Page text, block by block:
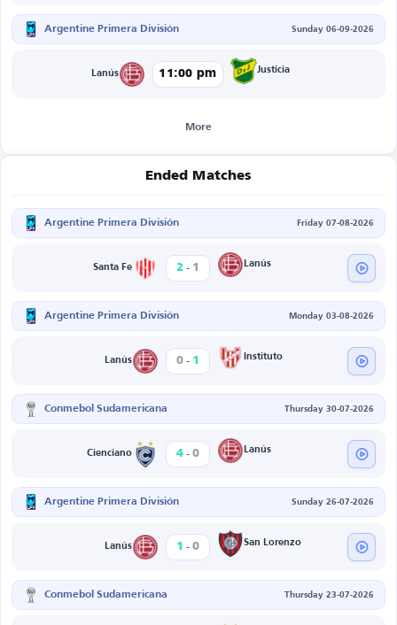
Argentine Primera División Sunday 06-09-2026
Lanús 11:00 pm Justicia
More
Ended Matches
Argentine Primera División Friday 07-08-2026
Santa Fe 2 - 1 Lanús
Argentine Primera División Monday 03-08-2026
Lanús 0 - 1 Instituto
Conmebol Sudamericana Thursday 30-07-2026
Cienciano 4 - 0 Lanús
Argentine Primera División Sunday 26-07-2026
Lanús 1 - 0 San Lorenzo
Conmebol Sudamericana Thursday 23-07-2026